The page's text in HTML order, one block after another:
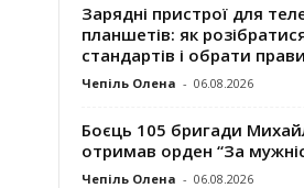
Зарядні пристрої для
планшетів: як
стандартів і обрати
Чепіль Олена - 06.08.2026
Боєць 105 бригади
отримав орден “За
Чепіль Олена - 06.08.2026